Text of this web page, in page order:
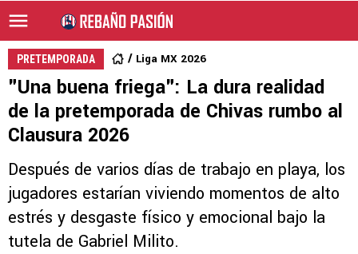
PRETEMPORADA Liga MX 2026
"Una buena friega": La dura realidad
de la pretemporada de Chivas rumbo al
Clausura 2026
Después de varios días de trabajo en playa, los
jugadores estarían viviendo momentos de alto
estrés y desgaste físico y emocional bajo la
tutela de Gabriel Milito.